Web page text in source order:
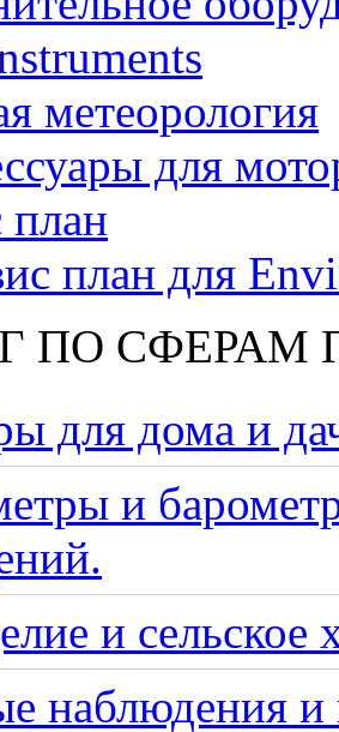
метеорология
для
план
план для
ПО СФЕРАМ
для дома и
и
и сельское
наблюдения и